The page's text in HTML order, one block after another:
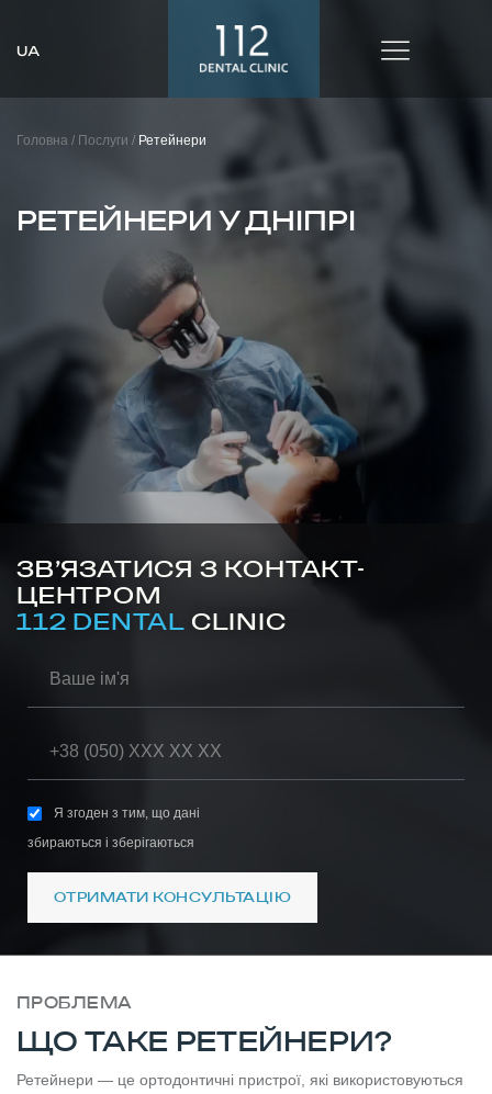
Головна / Послуги / Ретейнери
РЕТЕЙНЕРИ У ДНІПРІ
ЗВ’ЯЗАТИСЯ З КОНТАКТ-
ЦЕНТРОМ
112 DENTAL CLINIC
Я згоден з тим, що дані
збираються і зберігаються
ОТРИМАТИ КОНСУЛЬТАЦІЮ
ПРОБЛЕМА
ЩО ТАКЕ РЕТЕЙНЕРИ?
Ретейнери — це ортодонтичні пристрої, які використовуються